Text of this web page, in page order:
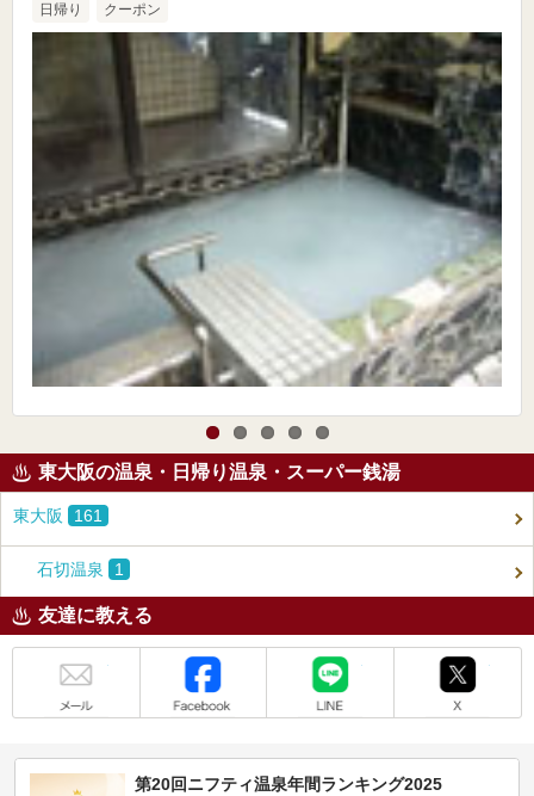
日帰り クーポン
東大阪の温泉・日帰り温泉・スーパー銭湯
東大阪 161
石切温泉 1
友達に教える
第20回ニフティ温泉年間ランキング2025